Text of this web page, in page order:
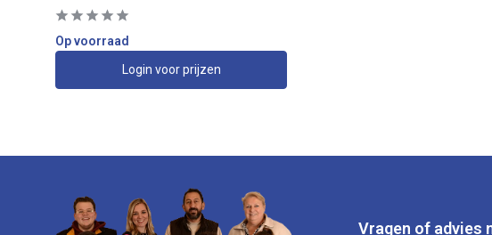
Op voorraad
Login voor prijzen
Vragen of advies